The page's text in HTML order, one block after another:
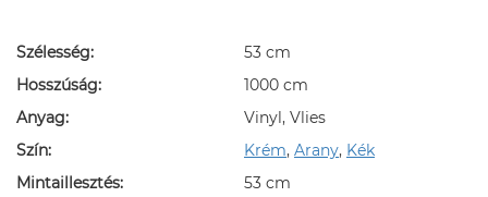
Szélesség:
53 cm
Hosszúság:
1000 cm
Anyag:
Vinyl, Vlies
Szín:
Krém, Arany, Kék
Mintaillesztés:
53 cm